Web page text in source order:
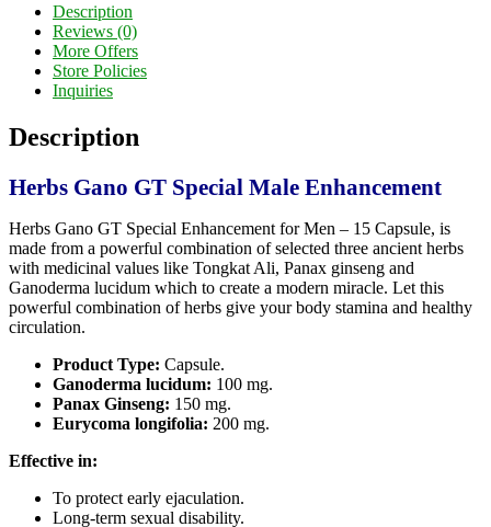
Description
Reviews (0)
More Offers
Store Policies
Inquiries
Description
Herbs Gano GT Special Male Enhancement
Herbs Gano GT Special Enhancement for Men – 15 Capsule, is
made from a powerful combination of selected three ancient herbs
with medicinal values like Tongkat Ali, Panax ginseng and
Ganoderma lucidum which to create a modern miracle. Let this
powerful combination of herbs give your body stamina and healthy
circulation.
Product Type: Capsule.
Ganoderma lucidum: 100 mg.
Panax Ginseng: 150 mg.
Eurycoma longifolia: 200 mg.
Effective in:
To protect early ejaculation.
Long-term sexual disability.